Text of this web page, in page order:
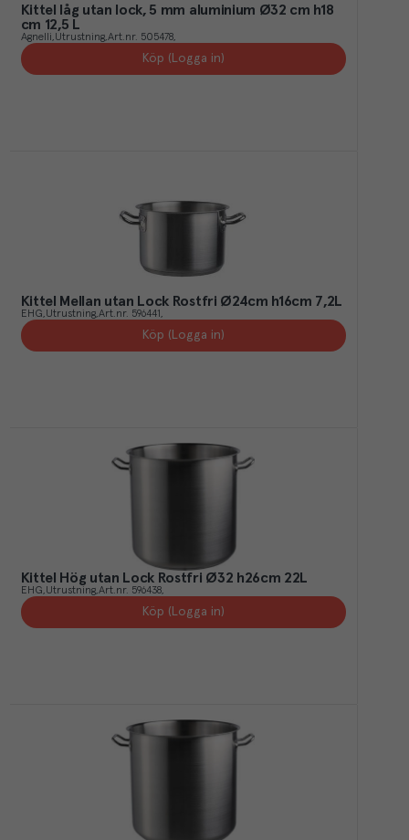
Kittel låg utan lock, 5 mm aluminium Ø32 cm h18
cm 12,5 L
Agnelli Utrustning Art.nr. 505478
Köp (Logga in)
Kittel Mellan utan Lock Rostfri Ø24cm h16cm 7,2L
EHG Utrustning Art.nr. 596441
Köp (Logga in)
Kittel Hög utan Lock Rostfri Ø32 h26cm 22L
EHG Utrustning Art.nr. 596438
Köp (Logga in)